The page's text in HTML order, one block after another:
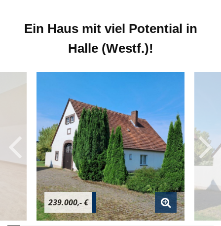
Ein Haus mit viel Potential in
Halle (Westf.)!
239.000,- €